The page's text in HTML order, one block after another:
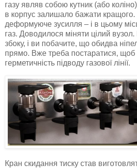
газу являв собою кутник (або
в корпус залишало бажати
деформуюче зусилля – і в цьому
газ. Доводилося міняти цілий
збоку, і ви побачите, що обидва
прямо. Вже треба постаратися,
герметичність підводу газової лінії.
Кран скидання тиску став